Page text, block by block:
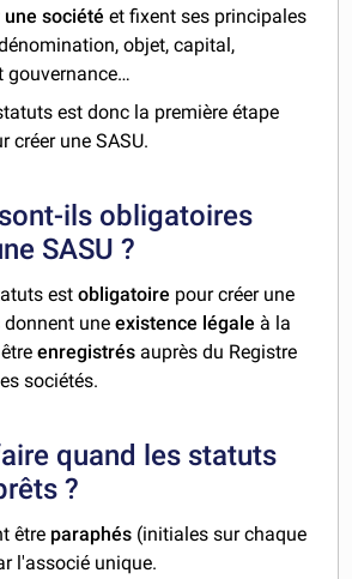
société et fixent ses principales
objet, capital,
gouvernance…
est donc la première étape
créer une SASU.
ils obligatoires
SASU ?
estobligatoire pour créer une
donnent uneexistence légale à la
êtreenregistrés auprès du Registre
sociétés.
quand les statuts
?
être paraphés (initiales sur chaque
l'associé unique.